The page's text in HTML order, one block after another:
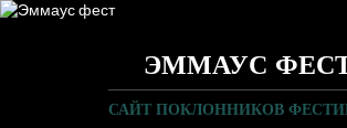
ЭММАУС
САЙТ ПОКЛОННИКОВ